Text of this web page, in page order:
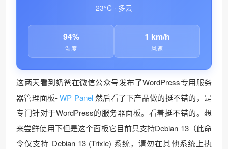
❅
23°C · 多云
94%
湿度
1 km/h
风速
这两天看到奶爸在微信公众号发布了WordPress专用服务
器管理面板- WP Panel 然后看了下产品做的挺不错的，是
专门针对于WordPress的服务器面板。看着挺不错的。想
来尝鲜使用下但是这个面板它目前只支持Debian 13（此命
令仅支持 Debian 13 (Trixie) 系统，请勿在其他系统上执